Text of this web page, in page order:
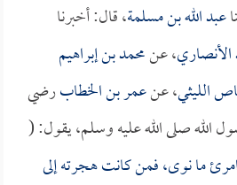
عبد الله بن مسلمة، قال: أخبرنا
، عنمحمد بن إبراهيم
الليثي، عنعمر بن الخطابرضي
الله صلى الله عليه وسلم، يقول: (
امرئ ما نوى، فمن كانت هجرته إلى